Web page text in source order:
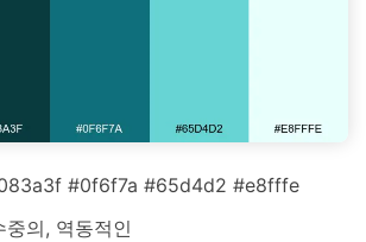
#0f6f7a #65d4d2 #e8fffe
중의, 역동적인